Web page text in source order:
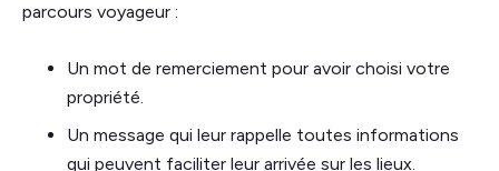
parcours voyageur :
Un mot de remerciement pour avoir choisi votre
propriété.
Un message qui leur rappelle toutes informations
qui peuvent faciliter leur arrivée sur les lieux.